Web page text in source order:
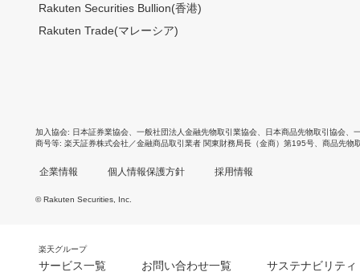
Rakuten Securities Bullion(香港)
Rakuten Trade(マレーシア)
加入協会 日本証券業協会 一般社団法人金融先物取引業協会 日本商品先物取引協会
商号等 楽天証券株式会社／金融商品取引業者 関東財務局長（金商）第195号、商品先物
企業情報 個人情報保護方針 採用情報
© Rakuten Securities, Inc.
楽天グループ
サービス一覧 お問い合わせ一覧 サステナビリティ